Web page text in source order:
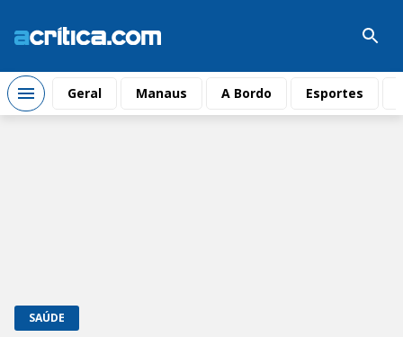
Geral Manaus A Bordo Esportes
SAÚDE